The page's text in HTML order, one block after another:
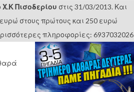
Πισοδερίου στις 31/03/2013. Και
στους πρώτους και 250 ευρώ
πληροφορίες: 6937032026